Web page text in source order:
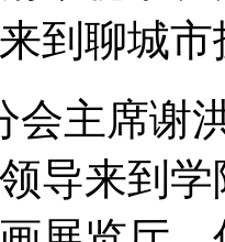
到聊城
主席谢洪
导来到